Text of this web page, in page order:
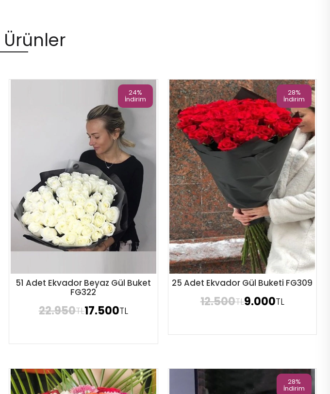
Ürünler
24%
İndirim
Sipariş Ver
51 Adet Ekvador Beyaz Gül Buket
FG322
22.950TL17.500TL
28%
İndirim
Sipariş Ver
25 Adet Ekvador Gül Buketi FG309
12.500TL9.000TL
28%
İndirim